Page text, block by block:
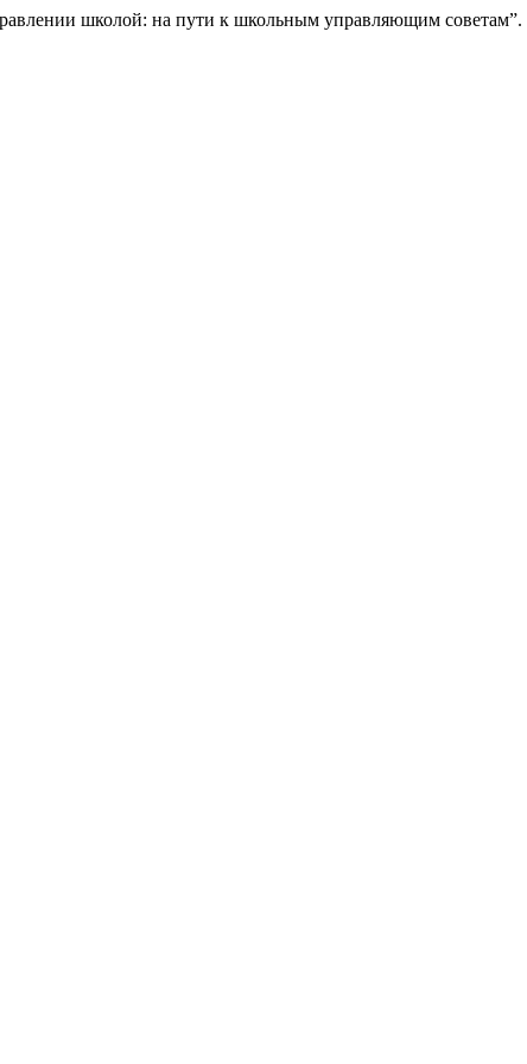
школой: на пути к школьным управляющим советам”.